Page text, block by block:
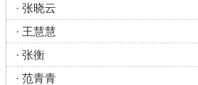
· 张晓云
· 王慧慧
· 张衡
· 范青青